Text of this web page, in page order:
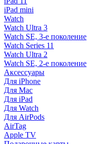
iPad mini
Watch
Watch Ultra 3
Watch SE, 3-е поколение
Watch Series 11
Watch Ultra 2
Watch SE, 2-е поколение
Аксессуары
Для iPhone
Для Mac
Для iPad
Для Watch
Для AirPods
AirTag
Apple TV